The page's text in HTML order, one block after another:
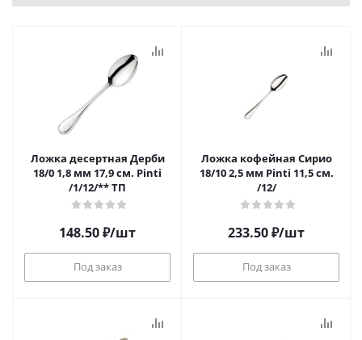
Ложка десертная Дерби
18/0 1,8 мм 17,9 см. Pinti
/1/12/** ТП
148.50₽/шт
Под заказ
Ложка кофейная Сирио
18/10 2,5 мм Pinti 11,5 см.
/12/
233.50₽/шт
Под заказ